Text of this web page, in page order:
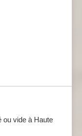
ou vide à Haute